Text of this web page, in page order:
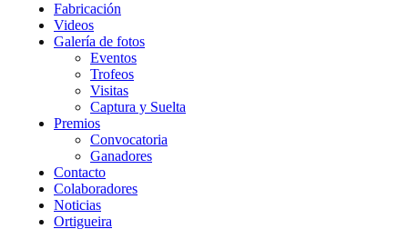
Fabricación
Videos
Galería de fotos
Eventos
Trofeos
Visitas
Captura y Suelta
Premios
Convocatoria
Ganadores
Contacto
Colaboradores
Noticias
Ortigueira